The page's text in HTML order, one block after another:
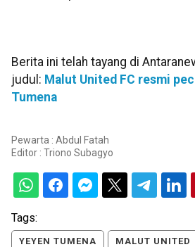
Berita ini telah tayang di
judul: Malut United FC resmi
Tumena
Pewarta : Abdul Fatah
Editor : Triono Subagyo
Tags:
YEYEN TUMENA MALUT UNITED